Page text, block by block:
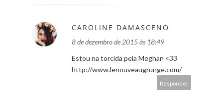
CAROLINE DAMASCENO
8 de dezembro de 2015 às 18:49
Estou na torcida pela Meghan <33
http://www.lenouveaugrunge.com/
Responder